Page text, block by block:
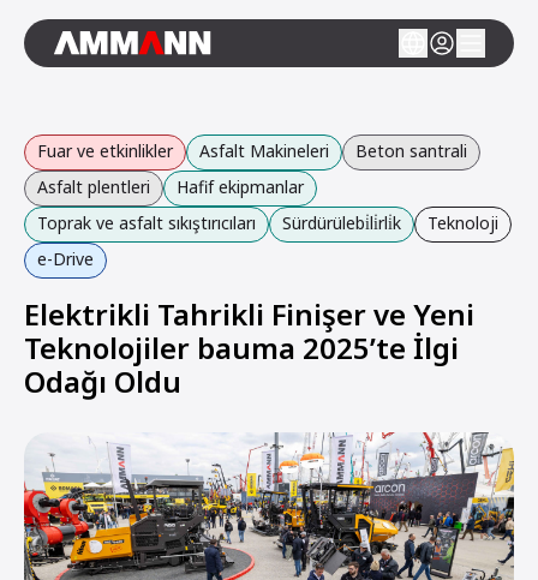
Fuar ve etkinlikler Asfalt Makineleri
Beton santrali
Asfalt plentleri
Hafif ekipmanlar
Toprak ve asfalt sıkıştırıcıları
Sürdürülebi̇li̇rli̇k
Teknoloji
e-Drive
Elektrikli Tahrikli Finişer ve Yeni
Teknolojiler bauma 2025’te İlgi
Odağı Oldu